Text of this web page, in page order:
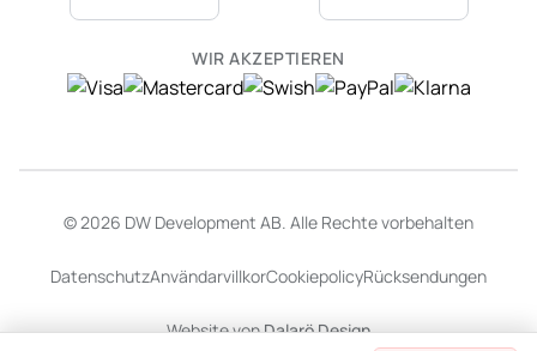
WIR AKZEPTIEREN
© 2026 DW Development AB. Alle Rechte vorbehalten
DatenschutzAnvändarvillkorCookiepolicyRücksendungen
Website vonDalarö Design